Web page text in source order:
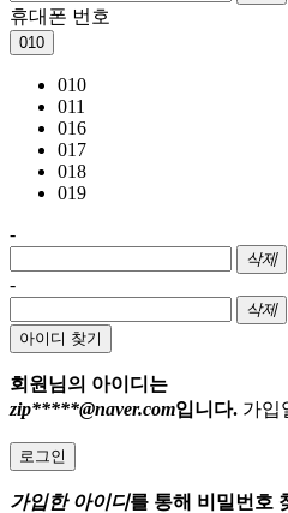
휴대폰 번호
010
010
011
016
017
018
019
-
삭제
-
삭제
아이디 찾기
회원님의 아이디는
zip*****@naver.com입니다. 가입
로그인
가입한 아이디를 통해 비밀번호